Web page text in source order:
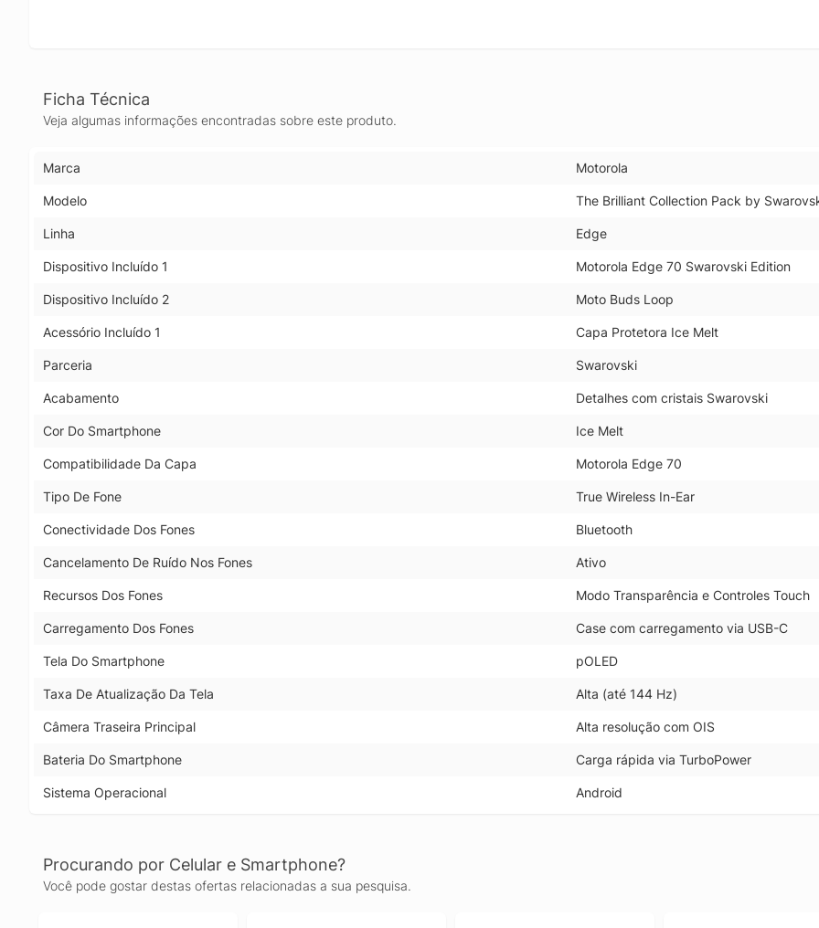
Ficha Técnica
Veja algumas informações encontradas sobre este produto.
Marca Motorola
Modelo The Brilliant Collection Pack by
Linha Edge
Dispositivo Incluído 1 Motorola Edge 70 Swarovski Edition
Dispositivo Incluído 2 Moto Buds Loop
Acessório Incluído 1 Capa Protetora Ice Melt
Parceria Swarovski
Acabamento Detalhes com cristais Swarovski
Cor Do Smartphone Ice Melt
Compatibilidade Da Capa Motorola Edge 70
Tipo De Fone True Wireless In-Ear
Conectividade Dos Fones Bluetooth
Cancelamento De Ruído Nos Fones Ativo
Recursos Dos Fones Modo Transparência e Controles Touch
Carregamento Dos Fones Case com carregamento via USB-C
Tela Do Smartphone pOLED
Taxa De Atualização Da Tela Alta (até 144 Hz)
Câmera Traseira Principal Alta resolução com OIS
Bateria Do Smartphone Carga rápida via TurboPower
Sistema Operacional Android
Procurando por Celular e Smartphone?
Você pode gostar destas ofertas relacionadas a sua pesquisa.